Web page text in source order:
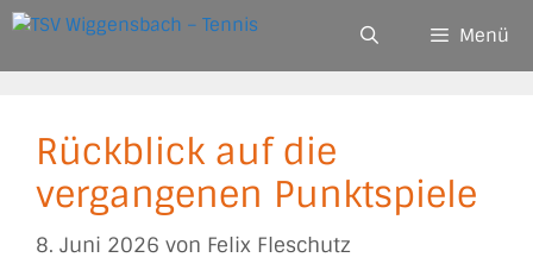
Zum
springen
Menü
Rückblick auf die
vergangenen Punktspiele
8. Juni 2026 von Felix Fleschutz